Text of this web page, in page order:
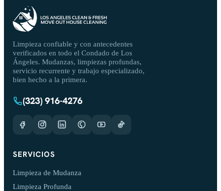
Limpieza confiable y con antecedentes
verificados en todo el Condado de Los
Ángeles. Mudanzas, limpiezas profundas,
servicio recurrente y trabajo especializado,
bien hecho a la primera.
(323) 916-4276
SERVICIOS
Limpieza de Mudanza
Limpieza Profunda